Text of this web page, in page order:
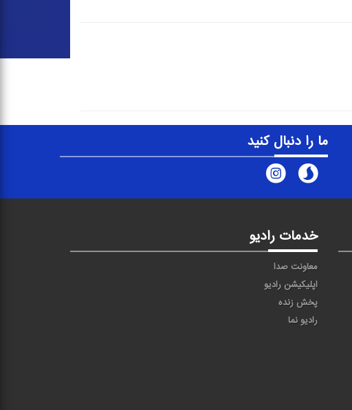
ما را دنبال کنید
خدمات رادیو
معاونت صدا
اپلیکیشن رادیو
پخش زنده
رادیو نما